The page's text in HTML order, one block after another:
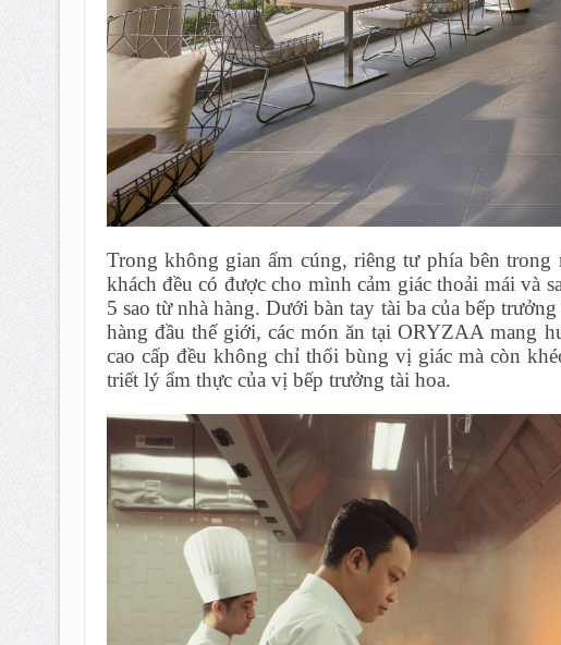
Trong không gian ấm cúng, riêng tư phía bên
khách đều có được cho mình cảm giác thoải mái và
5 sao từ nhà hàng. Dưới bàn tay tài ba của bếp
hàng đầu thế giới, các món ăn tại ORYZAA mang
cao cấp đều không chỉ thổi bùng vị giác mà còn
triết lý ẩm thực của vị bếp trưởng tài hoa.